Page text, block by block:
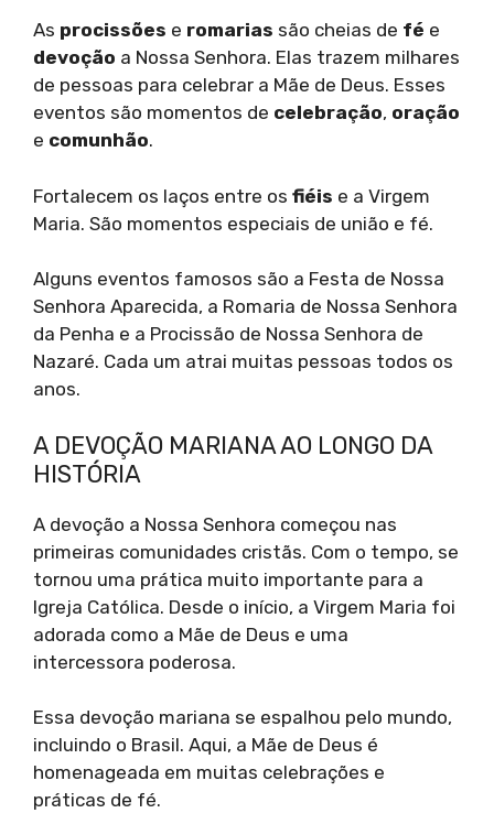
As procissões e romarias são cheias de fé e
devoção a Nossa Senhora. Elas trazem milhares
de pessoas para celebrar a Mãe de Deus. Esses
eventos são momentos de celebração, oração
e comunhão.
Fortalecem os laços entre os fiéis e a Virgem
Maria. São momentos especiais de união e fé.
Alguns eventos famosos são a Festa de Nossa
Senhora Aparecida, a Romaria de Nossa Senhora
da Penha e a Procissão de Nossa Senhora de
Nazaré. Cada um atrai muitas pessoas todos os
anos.
A DEVOÇÃO MARIANA AO LONGO DA
HISTÓRIA
A devoção a Nossa Senhora começou nas
primeiras comunidades cristãs. Com o tempo, se
tornou uma prática muito importante para a
Igreja Católica. Desde o início, a Virgem Maria foi
adorada como a Mãe de Deus e uma
intercessora poderosa.
Essa devoção mariana se espalhou pelo mundo,
incluindo o Brasil. Aqui, a Mãe de Deus é
homenageada em muitas celebrações e
práticas de fé.